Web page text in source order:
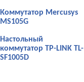
Коммутатор Mercusys
MS105G
Настольный
коммутатор TP-LINK TL-
SF1005D